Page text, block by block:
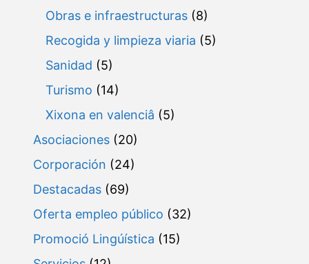
Obras e infraestructuras (8)
Recogida y limpieza viaria (5)
Sanidad (5)
Turismo (14)
Xixona en valenciâ (5)
Asociaciones (20)
Corporación (24)
Destacadas (69)
Oferta empleo público (32)
Promoció Lingúística (15)